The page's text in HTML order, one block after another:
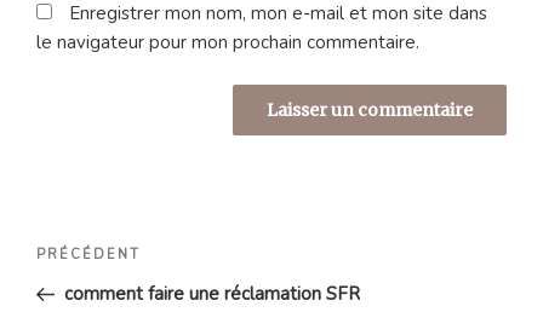
Enregistrer mon nom, mon e-mail et mon site dans
le navigateur pour mon prochain commentaire.
Navigation
l’article
Article
précédent
PRÉCÉDENT
comment faire une réclamation SFR